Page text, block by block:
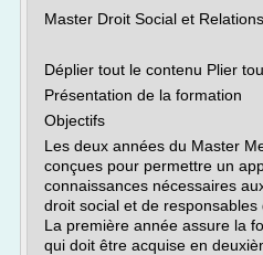
Master Droit Social et
Déplier tout le contenu Plier
Présentation de la formation
Objectifs
Les deux années du Master
conçues pour permettre un
connaissances nécessaires
droit social et de responsables
La première année assure la
qui doit être acquise en